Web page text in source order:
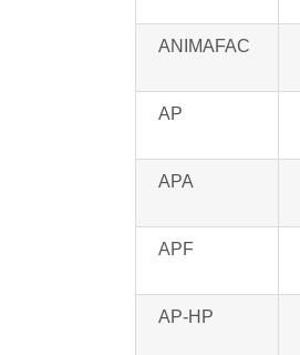
ANIMAFAC
AP
APA
APF
AP-HP